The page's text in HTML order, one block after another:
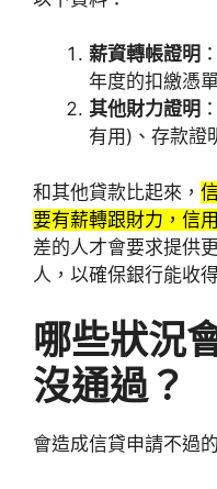
薪資轉帳證明
年度的扣繳憑
其他財力證明
有用)、存款證
和其他貸款比起來，
要有薪轉跟財力，信
差的人才會要求提供
人，以確保銀行能收
哪些狀況
沒通過？
會造成信貸申請不過